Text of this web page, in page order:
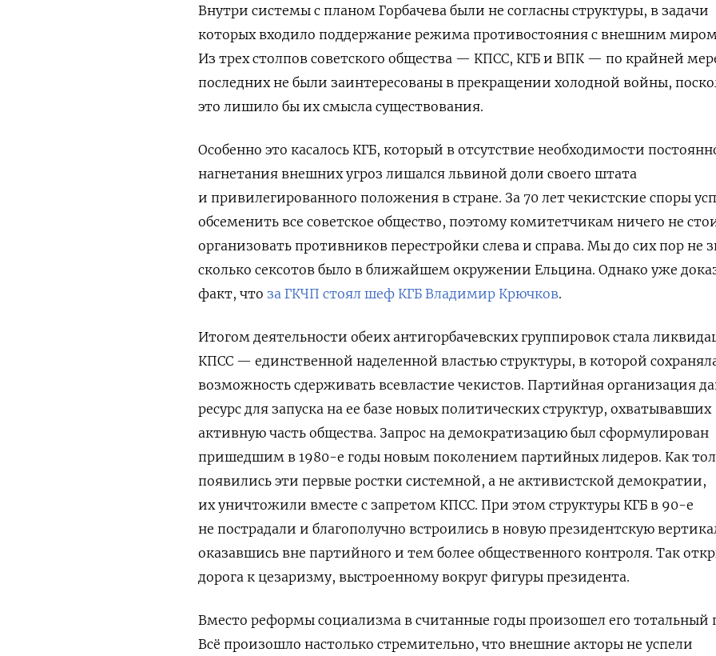
Внутри системы с планом Горбачева были не согласны структуры, в задачи
которых входило поддержание режима противостояния с внешним
Из трех столпов советского общества — КПСС, КГБ и ВПК — по крайней
последних не были заинтересованы в прекращении холодной войны,
это лишило бы их смысла существования.
Особенно это касалось КГБ, который в отсутствие необходимости
нагнетания внешних угроз лишался львиной доли своего штата
и привилегированного положения в стране. За 70 лет чекистские споры
обсеменить все советское общество, поэтому комитетчикам ничего не
организовать противников перестройки слева и справа. Мы до сих пор не
сколько сексотов было в ближайшем окружении Ельцина. Однако уже
факт, что за ГКЧП стоял шеф КГБ Владимир Крючков.
Итогом деятельности обеих антигорбачевских группировок стала
КПСС — единственной наделенной властью структуры, в которой
возможность сдерживать всевластие чекистов. Партийная организация
ресурс для запуска на ее базе новых политических структур, охватывавших
активную часть общества. Запрос на демократизацию был сформулирован
пришедшим в 1980-е годы новым поколением партийных лидеров. Как
появились эти первые ростки системной, а не активистской демократии,
их уничтожили вместе с запретом КПСС. При этом структуры КГБ в 90-е
не пострадали и благополучно встроились в новую президентскую
оказавшись вне партийного и тем более общественного контроля. Так
дорога к цезаризму, выстроенному вокруг фигуры президента.
Вместо реформы социализма в считанные годы произошел его тотальный
Всё произошло настолько стремительно, что внешние акторы не успели